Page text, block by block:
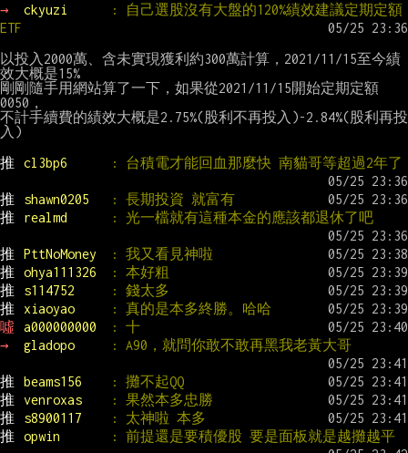
→
ckyuzi
: 自己選股沒有大盤的120%績效建議定期定額
ETF
以投入2000萬、含未實現獲利約300萬計算，2021/11/15至今績
效大概是15%
剛剛隨手用網站算了一下，如果從2021/11/15開始定期定額
0050，
不計手續費的績效大概是2.75%(股利不再投入)-2.84%(股利再投
入)
推
cl3bp6 : 台積電才能回血那麼快 南貓哥等超過2年了
推 shawn0205
: 長期投資 就富有
推
realmd : 光一檔就有這種本金的應該都退休了吧
推 PttNoMoney
: 我又看見神啦
推
ohya111326
: 本好粗
推
s114752
: 錢太多
推
xiaoyao
: 真的是本多終勝。哈哈
噓
a000000000
: 十
→
gladopo : A90，就問你敢不敢再黑我老黃大哥
推 beams156
: 攤不起QQ
推
venroxas
: 果然本多忠勝
推
s8900117
: 太神啦 本多
推
opwin : 前提還是要積優股 要是面板就是越攤越平